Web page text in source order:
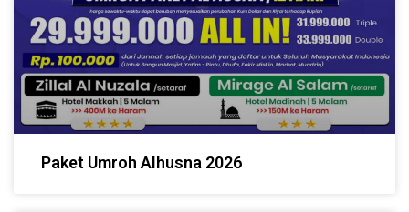
Paket Umroh Alhusna 2026